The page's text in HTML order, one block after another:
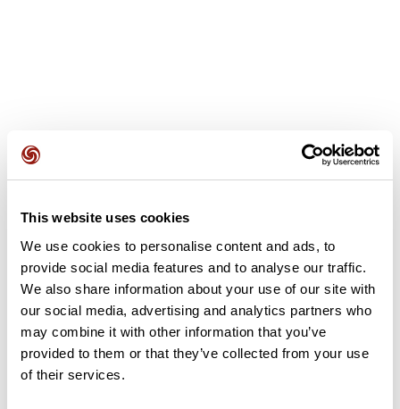
This website uses cookies
We use cookies to personalise content and ads, to
provide social media features and to analyse our traffic.
We also share information about your use of our site with
our social media, advertising and analytics partners who
may combine it with other information that you’ve
provided to them or that they’ve collected from your use
of their services.
Avis des utilisateurs
Soyez le premier à ajouter un avis !
Ajouter un avis
Résumé